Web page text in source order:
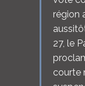
région
27, le
courte